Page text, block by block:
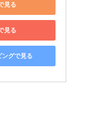
見る
見る
グで見る